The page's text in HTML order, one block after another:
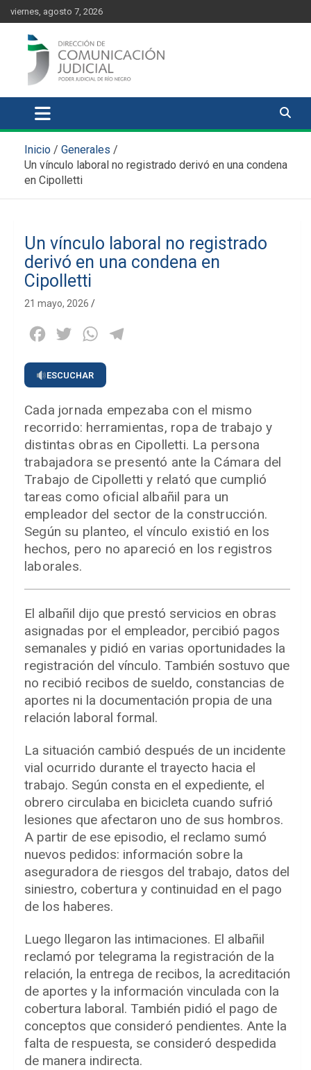
content
Skip
to
content
viernes, agosto 7, 2026
Comunicación Judicial
Inicio
Generales
Un vínculo laboral no registrado derivó en una condena
en Cipolletti
Un vínculo laboral no registrado
derivó en una condena en
Cipolletti
21 mayo, 2026
Facebook
Twitter WhatsApp
ESCUCHAR
Cada jornada empezaba con el mismo
recorrido: herramientas, ropa de trabajo y
distintas obras en Cipolletti. La persona
trabajadora se presentó ante la Cámara del
Trabajo de Cipolletti y relató que cumplió
tareas como oficial albañil para un
empleador del sector de la construcción.
Según su planteo, el vínculo existió en los
hechos, pero no apareció en los registros
laborales.
El albañil dijo que prestó servicios en obras
asignadas por el empleador, percibió pagos
semanales y pidió en varias oportunidades la
registración del vínculo. También sostuvo que
no recibió recibos de sueldo, constancias de
aportes ni la documentación propia de una
relación laboral formal.
La situación cambió después de un incidente
vial ocurrido durante el trayecto hacia el
trabajo. Según consta en el expediente, el
obrero circulaba en bicicleta cuando sufrió
lesiones que afectaron uno de sus hombros.
A partir de ese episodio, el reclamo sumó
nuevos pedidos: información sobre la
aseguradora de riesgos del trabajo, datos del
siniestro, cobertura y continuidad en el pago
de los haberes.
Luego llegaron las intimaciones. El albañil
reclamó por telegrama la registración de la
relación, la entrega de recibos, la acreditación
de aportes y la información vinculada con la
cobertura laboral. También pidió el pago de
conceptos que consideró pendientes. Ante la
falta de respuesta, se consideró despedida
de manera indirecta.